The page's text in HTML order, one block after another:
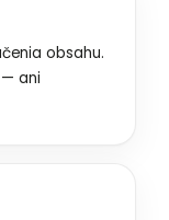
obsahu.
ani